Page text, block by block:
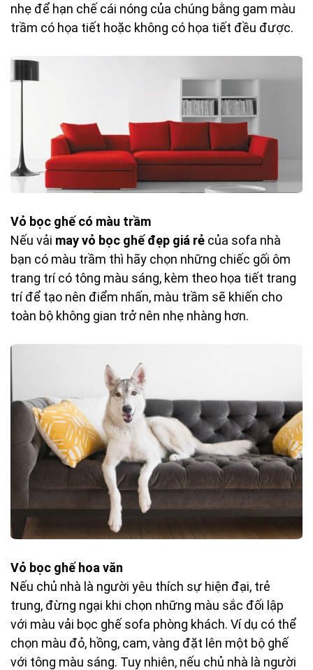
nhẹ để hạn chế cái nóng của chúng bằng gam màu
trầm có họa tiết hoặc không có họa tiết đều được.
Vỏ bọc ghế có màu trầm
Nếu vải may vỏ bọc ghế đẹp giá rẻ của sofa nhà
bạn có màu trầm thì hãy chọn những chiếc gối ôm
trang trí có tông màu sáng, kèm theo họa tiết trang
trí để tạo nên điểm nhấn, màu trầm sẽ khiến cho
toàn bộ không gian trở nên nhẹ nhàng hơn.
Vỏ bọc ghế hoa văn
Nếu chủ nhà là người yêu thích sự hiện đại, trẻ
trung, đừng ngại khi chọn những màu sắc đối lập
với màu vải bọc ghế sofa phòng khách. Ví dụ có thể
chọn màu đỏ, hồng, cam, vàng đặt lên một bộ ghế
với tông màu sáng. Tuy nhiên, nếu chủ nhà là người